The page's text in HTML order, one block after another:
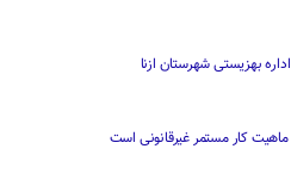
بهزیستی شهرستان ازنا
ماهیت کار مستمر غیرقانونی است